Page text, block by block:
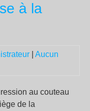
à la
Aucun
au couteau
de la